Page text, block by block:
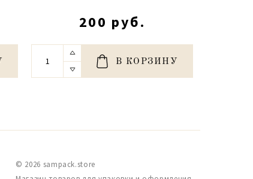
200 руб.
В КОРЗИНУ
© 2026 sampack.store